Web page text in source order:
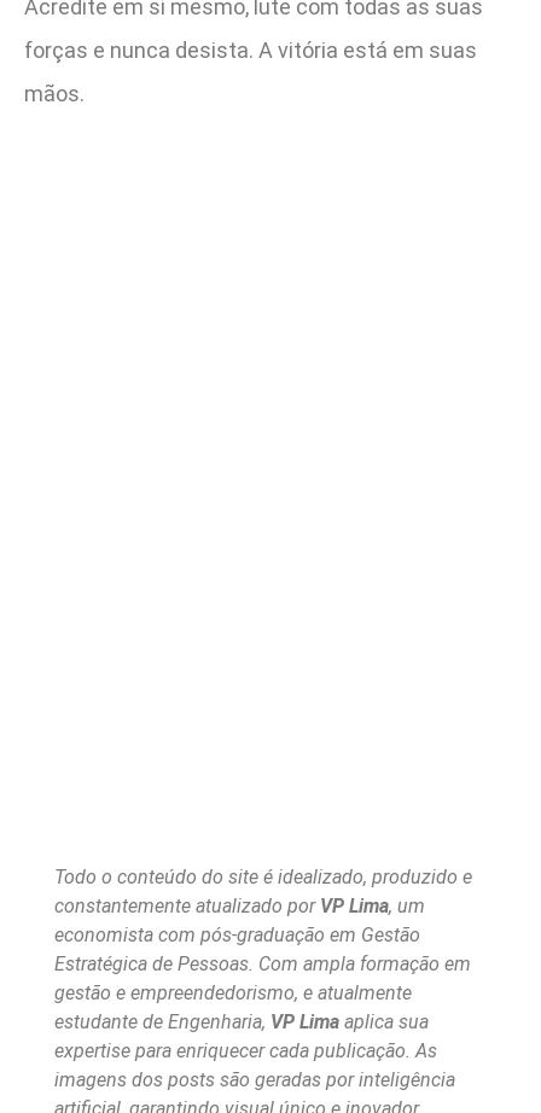
Acredite em si mesmo, lute com todas as suas
forças e nunca desista. A vitória está em suas
mãos.
Todo o conteúdo do site é idealizado, produzido e
constantemente atualizado por VP Lima, um
economista com pós-graduação em Gestão
Estratégica de Pessoas. Com ampla formação em
gestão e empreendedorismo, e atualmente
estudante de Engenharia, VP Lima aplica sua
expertise para enriquecer cada publicação. As
imagens dos posts são geradas por inteligência